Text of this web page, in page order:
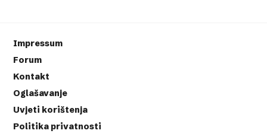
Impressum
Forum
Kontakt
Oglašavanje
Uvjeti korištenja
Politika privatnosti